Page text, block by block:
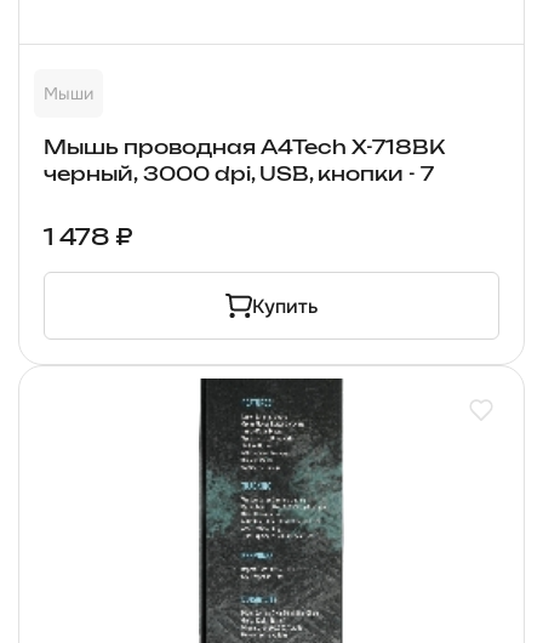
Мыши
Мышь проводная A4Tech X-718BK
черный, 3000 dpi, USB, кнопки - 7
1 478 ₽
Купить